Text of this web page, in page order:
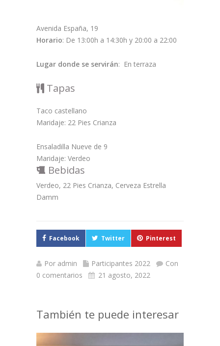
Avenida España, 19
Horario: De 13:00h a 14:30h y 20:00 a 22:00
Lugar donde se servirán: En terraza
Tapas
Taco castellano
Maridaje: 22 Pies Crianza
Ensaladilla Nueve de 9
Maridaje: Verdeo
Bebidas
Verdeo, 22 Pies Crianza, Cerveza Estrella
Damm
Facebook Twitter Pinterest
Por admin Participantes 2022
Con
0 comentarios
21 agosto, 2022
También te puede interesar